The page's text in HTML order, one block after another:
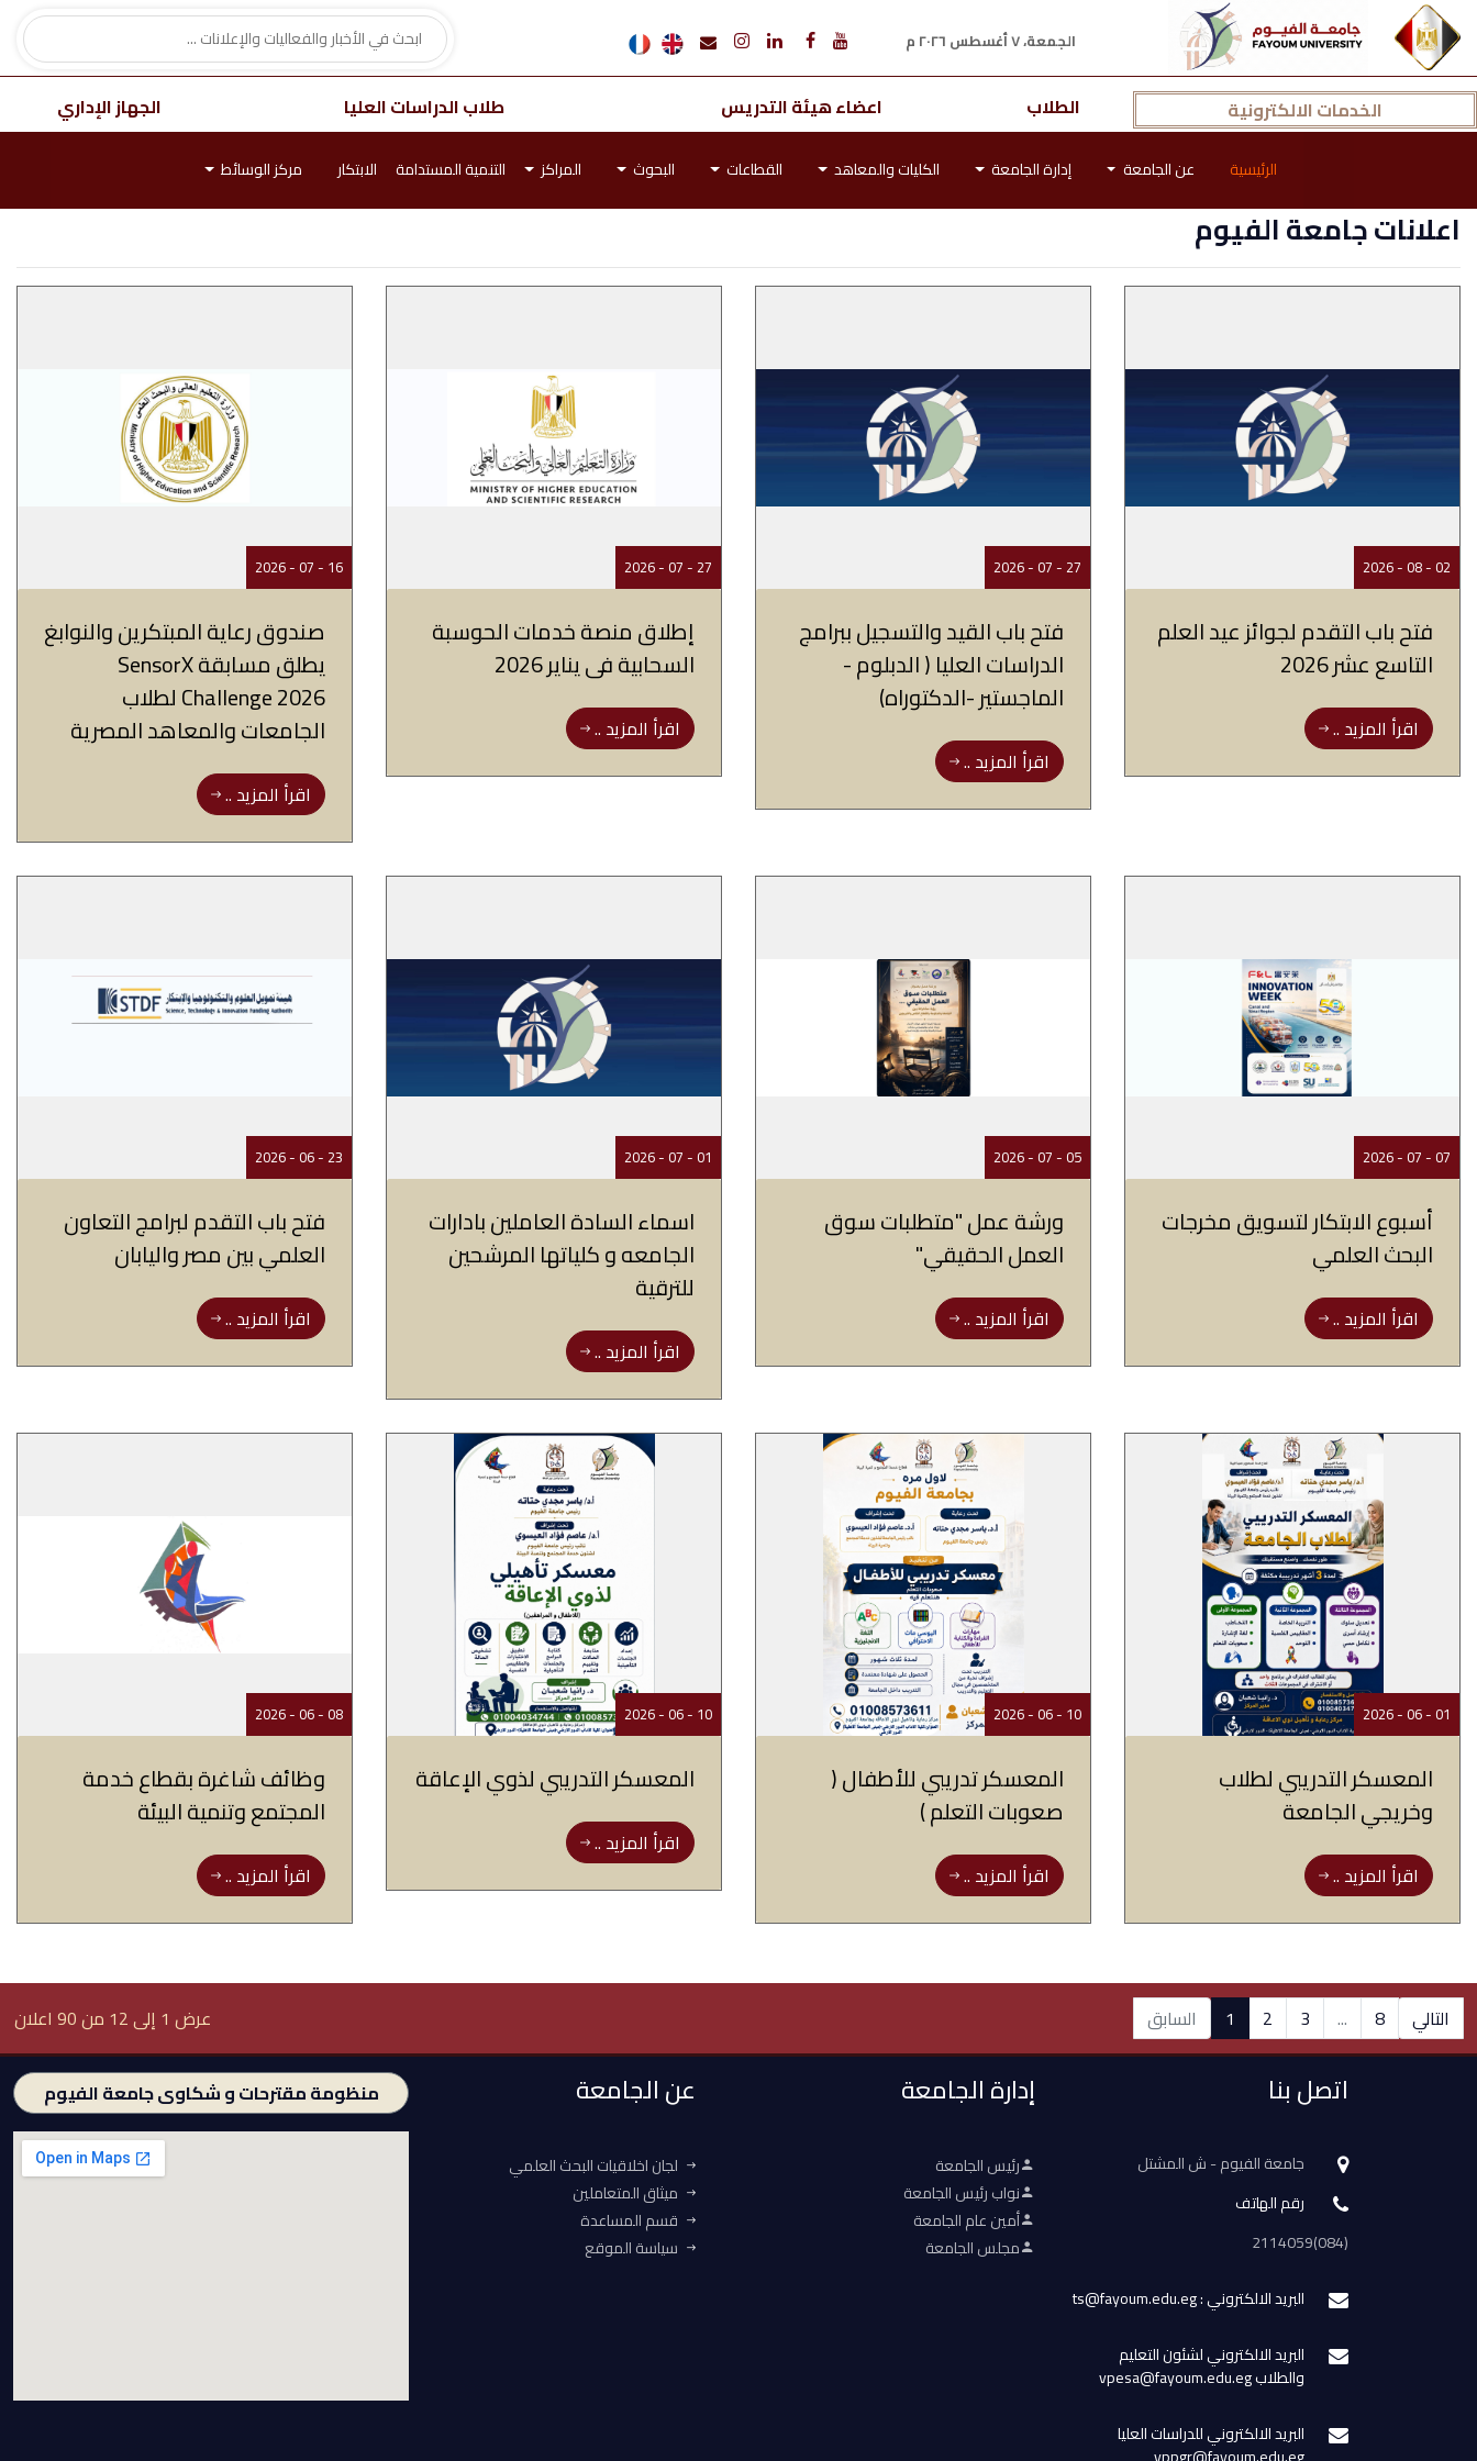
الجمعة، ٧ أغسطس ٢٠٢٦ م
الخدمات الالكترونية الطلاب اعضاء هيئة التدريس طلاب الدراسات العليا الجهاز الإداري
الرئيسية عن الجامعة إدارة الجامعة الكليات والمعاهد القطاعات البحوث المراكز التنمية المستدامة الابتكار مركز الوسائط
اعلانات جامعة الفيوم
02 - 08 - 2026
فتح باب التقدم لجوائز عيد العلم
التاسع عشر 2026
اقرأ المزيد ..
27 - 07 - 2026
فتح باب القيد والتسجيل ببرامج
الدراسات العليا ( الدبلوم -
الماجستير -الدكتوراه)
اقرأ المزيد ..
27 - 07 - 2026
إطلاق منصة خدمات الحوسبة
السحابية فى يناير 2026
اقرأ المزيد ..
16 - 07 - 2026
صندوق رعاية المبتكرين والنوابغ
يطلق مسابقة SensorX
Challenge 2026 لطلاب
الجامعات والمعاهد المصرية
اقرأ المزيد ..
07 - 07 - 2026
أسبوع الابتكار لتسويق مخرجات
البحث العلمي
اقرأ المزيد ..
05 - 07 - 2026
ورشة عمل "متطلبات سوق
العمل الحقيقي"
اقرأ المزيد ..
01 - 07 - 2026
اسماء السادة العاملين بادارات
الجامعه و كلياتها المرشحين
للترقية
اقرأ المزيد ..
23 - 06 - 2026
فتح باب التقدم لبرامج التعاون
العلمي بين مصر واليابان
اقرأ المزيد ..
01 - 06 - 2026
المعسكر التدريبي لطلاب
وخريجي الجامعة
اقرأ المزيد ..
10 - 06 - 2026
المعسكر تدريبي للأطفال (
صعوبات التعلم )
اقرأ المزيد ..
10 - 06 - 2026
المعسكر التدريبي لذوي الإعاقة
اقرأ المزيد ..
08 - 06 - 2026
وظائف شاغرة بقطاع خدمة
المجتمع وتنمية البيئة
اقرأ المزيد ..
عرض 1 إلى 12 من 90 اعلان السابق 1 2 3 ... 8 التالي
اتصل بنا
جامعة الفيوم - ش المشتل
رقم الهاتف
(084)2114059
البريد الالكتروني : ts@fayoum.edu.eg
البريد الالكتروني لشئون التعليم
والطلاب vpesa@fayoum.edu.eg
البريد الالكتروني للدراسات العليا
إدارة الجامعة
رئيس الجامعة
نواب رئيس الجامعة
أمين عام الجامعة
مجلس الجامعة
عن الجامعة
لجان اخلاقيات البحث العلمي
ميثاق المتعاملين
قسم المساعدة
سياسة الموقع
منظومة مقترحات و شكاوى جامعة الفيوم